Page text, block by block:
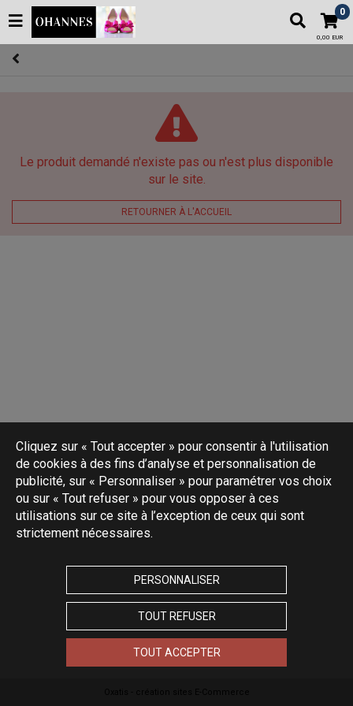
0
0,00 EUR
Le produit demandé n'existe pas ou n'est plus disponible
sur le site.
RETOURNER À L'ACCUEIL
Cliquez sur « Tout accepter » pour consentir à l'utilisation
de cookies à des fins d’analyse et personnalisation de
publicité, sur « Personnaliser » pour paramétrer vos choix
ou sur « Tout refuser » pour vous opposer à ces
utilisations sur ce site à l’exception de ceux qui sont
strictement nécessaires.
PERSONNALISER
TOUT REFUSER
TOUT ACCEPTER